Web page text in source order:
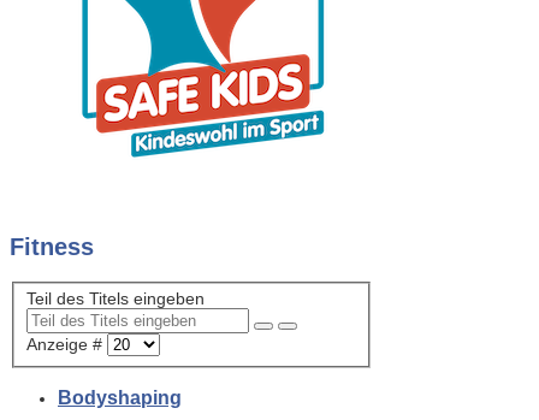
Fitness
Teil des Titels eingeben
Anzeige #
Bodyshaping